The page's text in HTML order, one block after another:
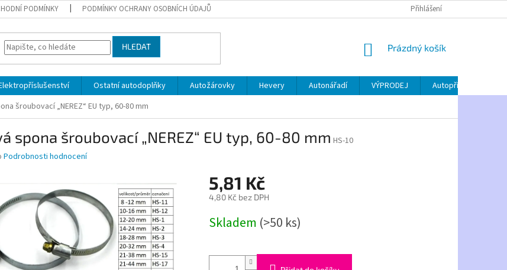
PODMÍNKY PODMÍNKY OCHRANY OSOBNÍCH ÚDAJŮ Přihlášení
HLEDAT
NÁKUPNÍ
Prázdný košík
Ostatní autodoplňky Autožárovky Hevery Autonářadí VÝPRODEJ
Autopříslušenství
šroubovací „NEREZ“ EU typ, 60-80 mm
spona šroubovací „NEREZ“ EU typ, 60-80 mm HS-10
Podrobnosti hodnocení
5,81 Kč
4,80 Kč bez DPH
cena:
Skladem (>50 ks)